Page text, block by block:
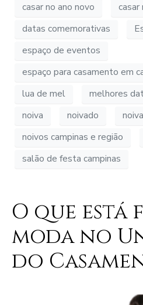
casar no ano novo
datas comemorativas
espaço de eventos
espaço para casamento em
lua de mel
melhores
noiva
noivado
noivos campinas e região
salão de festa campinas
O que está
moda no
do